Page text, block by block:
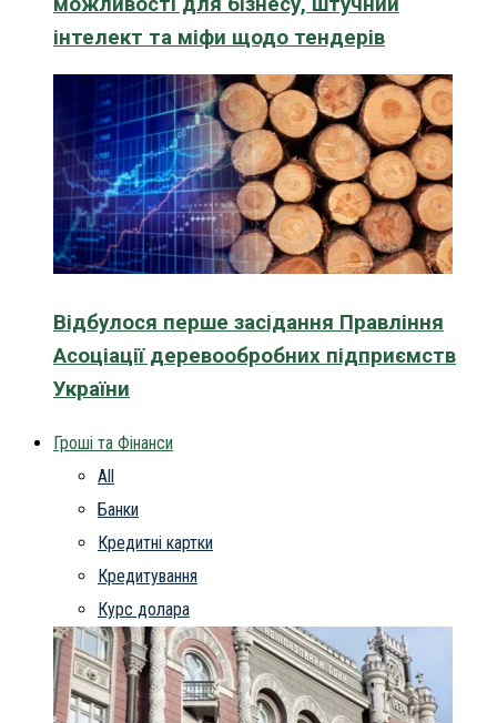
інтелект та міфи щодо тендерів
Відбулося перше засідання Правління
Асоціації деревообробних підприємств
України
Гроші та Фінанси
All
Банки
Кредитні картки
Кредитування
Курс долара